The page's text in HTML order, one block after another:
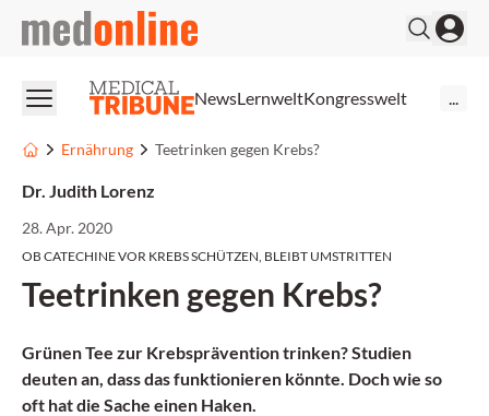
medonline
NewsLernweltKongresswelt
Ernährung Teetrinken gegen Krebs?
Dr. Judith Lorenz
28. Apr. 2020
OB CATECHINE VOR KREBS SCHÜTZEN, BLEIBT UMSTRITTEN
Teetrinken gegen Krebs?
Grünen Tee zur Krebs­prävention trinken? Studien
deuten an, dass das funktionieren könnte. Doch wie so
oft hat die Sache einen Haken.